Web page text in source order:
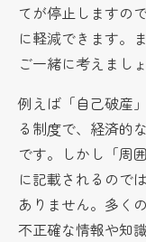
てが停止しますの
に軽減できます。
ご一緒に考えましょ
例えば「自己破産
る制度で、経済的
です。しかし「周
に記載されるので
ありません。多く
不正確な情報や知